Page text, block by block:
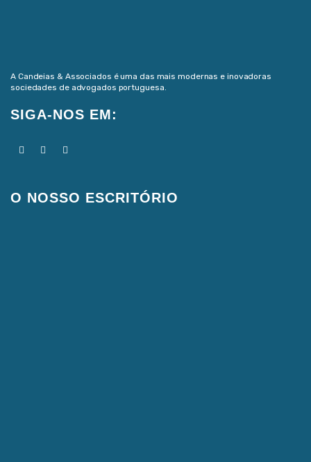
A Candeias & Associados é uma das mais modernas e inovadoras
sociedades de advogados portuguesa.
SIGA-NOS EM:
O NOSSO ESCRITÓRIO